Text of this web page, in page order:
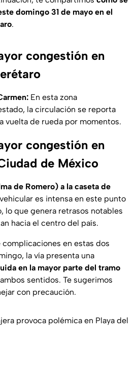
domingo 31 de mayo en el
.
congestión en
En esta zona
la circulación se reporta
vuelta de rueda por momentos.
congestión en
de México
de Romero) a la caseta de
es intensa en este punto
lo que genera retrasos notables
hacia el centro del país.
en estas dos
la vía presenta una
en la mayor parte del tramo
sentidos. Te sugerimos
con precaución.
provoca polémica en Playa del